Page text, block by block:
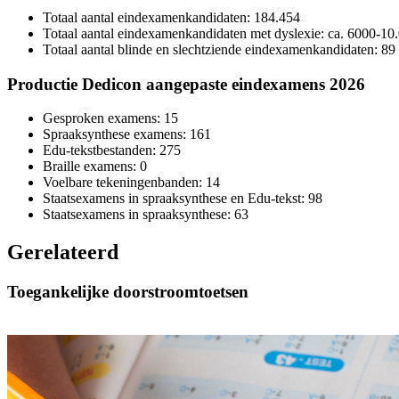
Totaal aantal eindexamenkandidaten: 184.454
Totaal aantal eindexamenkandidaten met dyslexie: ca. 6000-
Totaal aantal blinde en slechtziende eindexamenkandidaten: 89
Productie Dedicon aangepaste eindexamens 2026
Gesproken examens: 15
Spraaksynthese examens: 161
Edu-tekstbestanden: 275
Braille examens: 0
Voelbare tekeningenbanden: 14
Staatsexamens in spraaksynthese en Edu-tekst: 98
Staatsexamens in spraaksynthese: 63
Gerelateerd
Toegankelijke doorstroomtoetsen